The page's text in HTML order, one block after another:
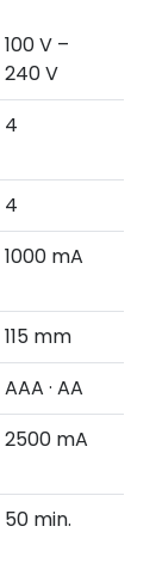
100 V –
240 V
4
4
1000 mA
115 mm
AAA · AA
2500 mA
50 min.